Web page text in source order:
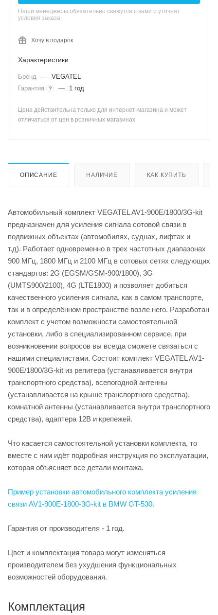
Наши менеджеры обязательно свяжутся с вами и уточнят
условия заказа
Хочу в подарок
Характеристики
Бренд — VEGATEL
Гарантия
? — 1 год
Цена действительна только для интернет-магазина и может
отличаться от цен в розничных магазинах
ОПИСАНИЕ НАЛИЧИЕ КАК КУПИТЬ
Автомобильный комплект VEGATEL AV1-900E/1800/3G-kit
предназначен для усиления сигнала сотовой связи в
подвижных объектах (автомобилях, суднах, лифтах и
т.д). Работает одновременно в трех частотных диапазонах
900 МГц, 1800 МГц и 2100 МГц в сотовых сетях следующих
стандартов: 2G (EGSM/GSM-900/1800), 3G
(UMTS900/2100), 4G (LTE1800) и позволяет добиться
качественного усиления сигнала, как в самом транспорте,
так и в определённом пространстве возле него. Разработан
комплект с учетом возможности самостоятельной
установки, либо в специализированном сервисе, при
возникновении вопросов вы всегда сможете связаться с
нашими специалистами. Состоит комплект VEGATEL AV1-
900E/1800/3G-kit из репитера (устанавливается внутри
транспортного средства), всепогодной антенны
(устанавливается на крыше транспортного средства),
комнатной антенны (устанавливается внутри транспортного
средства), адаптера 12В и крепежей.
Что касается самостоятельной установки комплекта, то
вместе с ним идёт подробная инструкция по эксплуатации,
которая объясняет все детали монтажа.
Пример установки автомобильного комплекта усиления
связи AV1-900E-1800-3G-kit в BMW GT-530.
Гарантия от производителя - 1 год.
Цвет и комплектация товара могут изменяться
производителем без ухудшения функциональных
возможностей оборудования.
Комплектация